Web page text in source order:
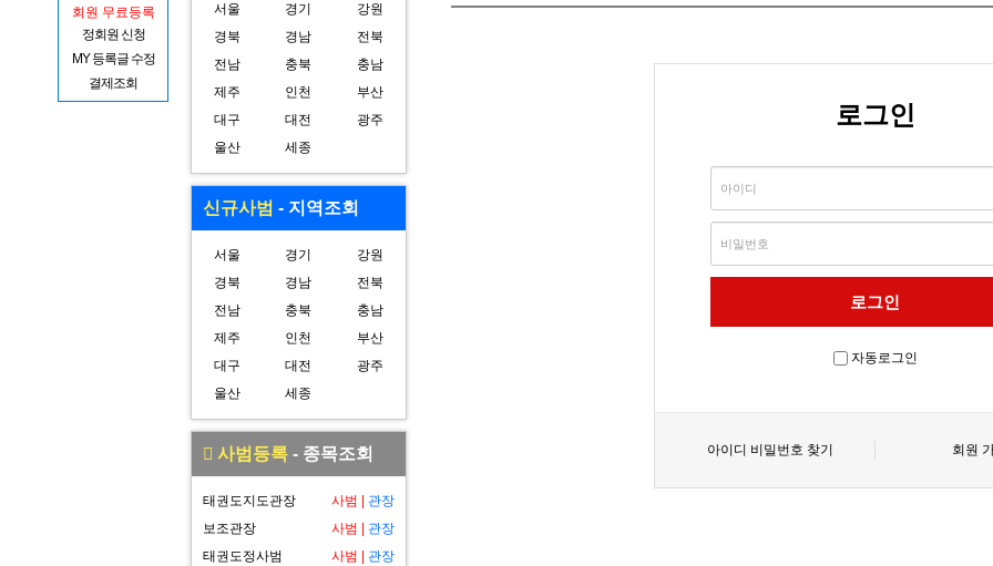
서울 경기
강원
경북
경남
전북
전남
충북
충남
제주
인천
부산
대구
대전
광주
울산
세종
신규사범 - 지역조회
서울 경기
강원
경북
경남
전북
전남
충북
충남
제주
인천
부산
대구
대전
광주
울산
세종
사범등록 - 종목조회
태권도지도관장 사범
관장
보조관장
사범
관장
태권도정사범
사범
관장
로그인
자동로그인
아이디 비밀번호 찾기 회원
회원 무료등록
정회원 신청
MY 등록글 수정
결제조회